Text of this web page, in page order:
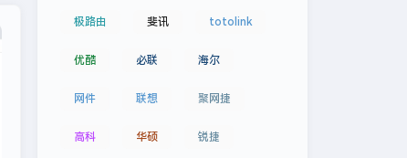
极路由 斐讯 totolink
优酷 必联 海尔
网件 联想 聚网捷
高科 华硕 锐捷